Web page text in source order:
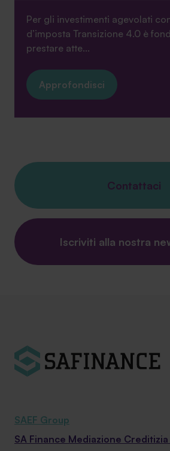
Per gli investimenti agevolati
d’imposta Transizione 4.0 è
prestare atte...
Approfondisci
Contattaci
Iscriviti alla nostra
SAEF Group
SA Finance Mediazione Creditizia